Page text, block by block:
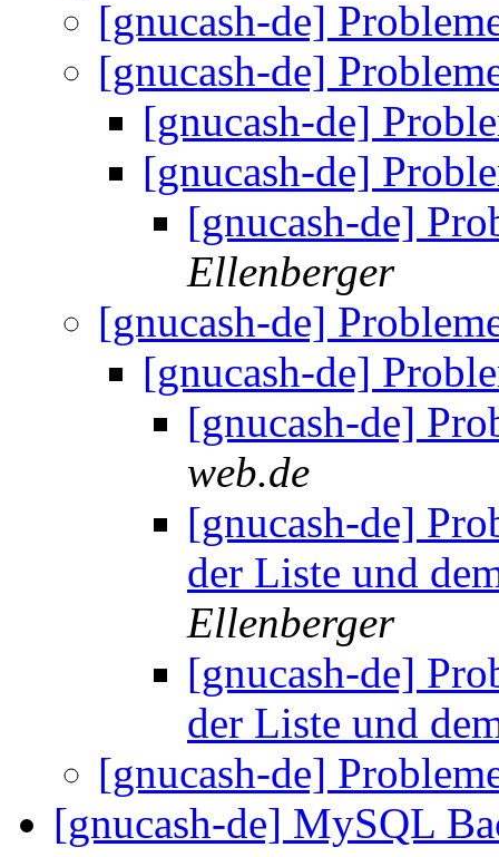
[gnucash-de]
[gnucash-de]
[gnucash-de]
[gnucash-de]
[gnucash-de]
Ellenberger
[gnucash-de]
[gnucash-de]
[gnucash-de]
web.de
[gnucash-de]
der Liste und
Ellenberger
[gnucash-de]
der Liste und
[gnucash-de]
[gnucash-de] MySQL